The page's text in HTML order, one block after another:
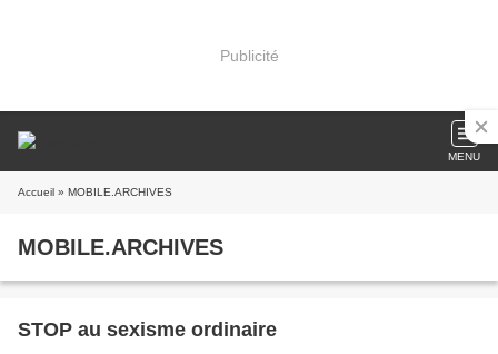
Publicité
MENU
Accueil » MOBILE.ARCHIVES
MOBILE.ARCHIVES
STOP au sexisme ordinaire